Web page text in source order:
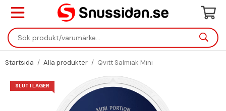
Startsida / Alla produkter / Qvitt Salmiak Mini
SLUT I LAGER